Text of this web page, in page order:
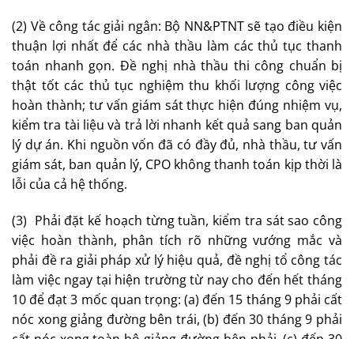
(2) Về công tác giải ngân: Bộ NN&PTNT sẽ tạo điều kiện
thuận lợi nhất để các nhà thầu làm các thủ tục thanh
toán nhanh gọn. Đề nghị nhà thầu thi công chuẩn bị
thật tốt các thủ tục nghiệm thu khối lượng công việc
hoàn thành; tư vấn giám sát thực hiện đúng nhiệm vụ,
kiểm tra tài liệu và trả lời nhanh kết quả sang ban quản
lý dự án. Khi nguồn vốn đã có đầy đủ, nhà thầu, tư vấn
giám sát, ban quản lý, CPO không thanh toán kịp thời là
lỗi của cả hệ thống.
(3) Phải đặt kế hoạch từng tuần, kiểm tra sát sao công
việc hoàn thành, phân tích rõ những vướng mắc và
phải đề ra giải pháp xử lý hiệu quả, đề nghị tổ công tác
làm việc ngay tại hiện trường từ nay cho đến hết tháng
10 để đạt 3 mốc quan trọng: (a) đến 15 tháng 9 phải cất
nóc xong giảng đường bên trái, (b) đến 30 tháng 9 phải